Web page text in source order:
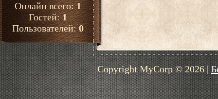
Онлайн всего:1
Гостей:1
Пользователей:0
Copyright MyCorp © 2026|